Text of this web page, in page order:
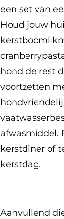
een set van
Houd jouw
hond de rest
voortzetten
afwasmiddel.
kerstdiner of
kerstdag.
Aanvullend